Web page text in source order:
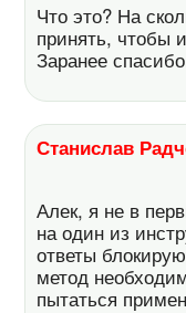
Что это? На
принять, чтобы
Заранее
Станислав
Алек, я не в
на один из
ответы
метод
пытаться